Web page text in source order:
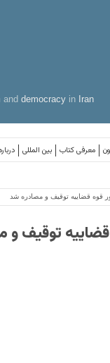
and democracy in Iran
بین المللی معرفی کتاب
قوه قضاییه توقیف و مصادره شد
قضاییه توقیف